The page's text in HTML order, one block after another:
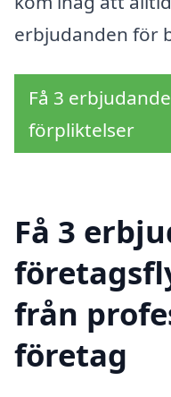
erbjudanden för
Få 3
förpliktelser
Få 3
från
företag